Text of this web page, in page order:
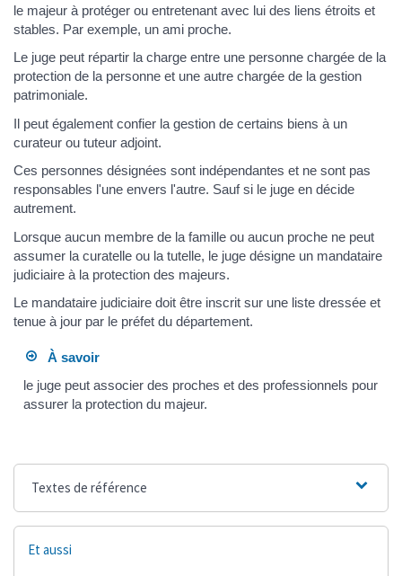
le majeur à protéger ou entretenant avec lui des liens étroits et
stables. Par exemple, un ami proche.
Le juge peut répartir la charge entre une personne chargée de la
protection de la personne et une autre chargée de la gestion
patrimoniale.
Il peut également confier la gestion de certains biens à un
curateur ou tuteur adjoint.
Ces personnes désignées sont indépendantes et ne sont pas
responsables l'une envers l'autre. Sauf si le juge en décide
autrement.
Lorsque aucun membre de la famille ou aucun proche ne peut
assumer la curatelle ou la tutelle, le juge désigne un mandataire
judiciaire à la protection des majeurs.
Le mandataire judiciaire doit être inscrit sur une liste dressée et
tenue à jour par le préfet du département.
À savoir
le juge peut associer des proches et des professionnels pour
assurer la protection du majeur.
Textes de référence
Et aussi